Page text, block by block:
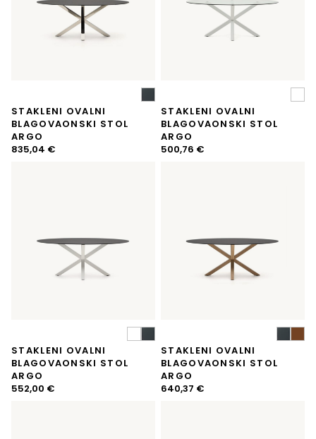
STAKLENI OVALNI
BLAGOVAONSKI STOL
ARGO
835,04 €
STAKLENI OVALNI
BLAGOVAONSKI STOL
ARGO
500,76 €
STAKLENI OVALNI
BLAGOVAONSKI STOL
ARGO
552,00 €
STAKLENI OVALNI
BLAGOVAONSKI STOL
ARGO
640,37 €